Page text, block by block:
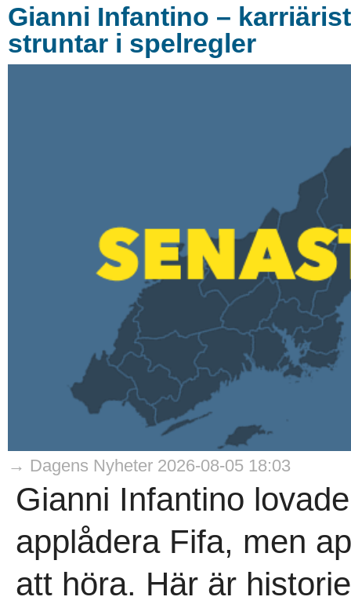
Gianni Infantino –
struntar i spelregler
→ Dagens Nyheter 2026-08-05 18:03
Gianni Infantino
applådera Fifa, men
att höra. Här är